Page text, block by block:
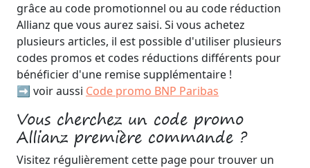
grâce au code promotionnel ou au code réduction
Allianz que vous aurez saisi. Si vous achetez
plusieurs articles, il est possible d'utiliser plusieurs
codes promos et codes réductions différents pour
bénéficier d'une remise supplémentaire !
➡️ voir aussi Code promo BNP Paribas
Vous cherchez un code promo
Allianz première commande ?
Visitez régulièrement cette page pour trouver un